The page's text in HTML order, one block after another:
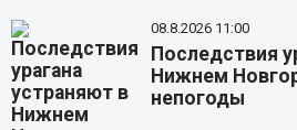
08.8.2026 11:00
Последствия
Нижнем
непогоды